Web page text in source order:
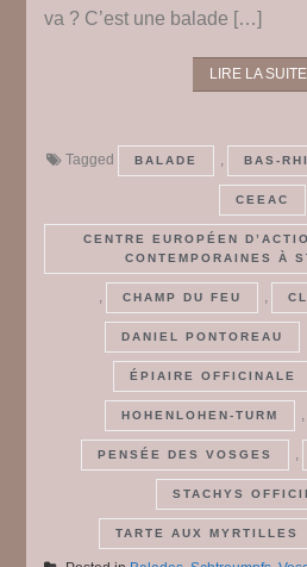
va ? C’est une balade […]
LIRE LA
Tagged BALADE , BAS-
CEEAC
CENTRE EUROPÉEN
CONTEMPORAINES À
, CHAMP DU FEU ,
DANIEL PONTOREAU
ÉPIAIRE OFFICINALE
HOHENLOHEN-TURM ,
PENSÉE DES VOSGES ,
STACHYS
TARTE AUX MYRTILLES